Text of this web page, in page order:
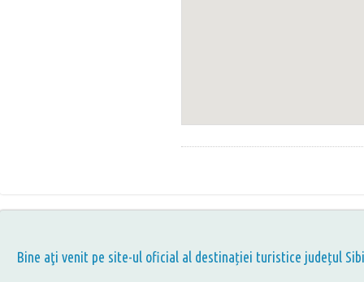
Bine aţi venit pe site-ul oficial al destinației turistice județul